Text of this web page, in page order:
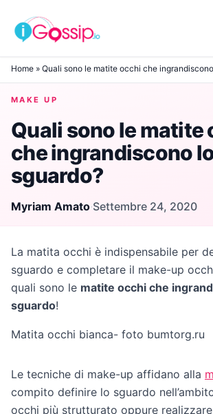
Skip to content
Home » Quali sono le matite occhi che
MAKE UP
Quali sono le matite
che ingrandiscono
sguardo?
Myriam Amato·Settembre 24, 2020
La matita occhi è indispensabile per
sguardo e completare il make-up
quali sono le matite occhi che
sguardo!
Matita occhi bianca- foto bumtorg.ru
Le tecniche di make-up affidano alla
compito definire lo sguardo
occhi più strutturato oppure